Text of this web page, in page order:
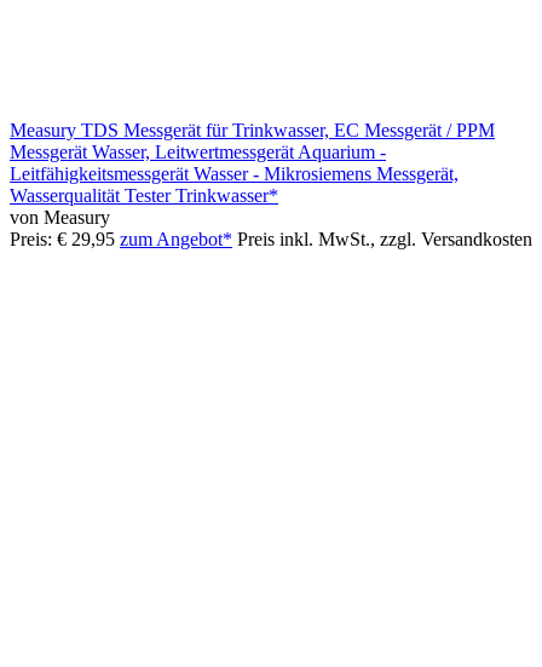
Measury TDS Messgerät für Trinkwasser, EC Messgerät / PPM
Messgerät Wasser, Leitwertmessgerät Aquarium -
Leitfähigkeitsmessgerät Wasser - Mikrosiemens Messgerät,
Wasserqualität Tester Trinkwasser*
von Measury
Preis: € 29,95 zum Angebot* Preis inkl. MwSt., zzgl. Versandkosten